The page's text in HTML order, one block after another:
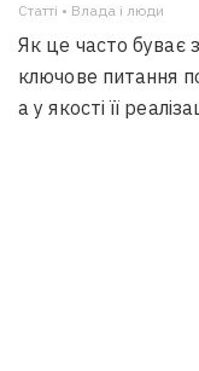
Статті • Влада i люди
Як це часто буває
ключове питання
а у якості її